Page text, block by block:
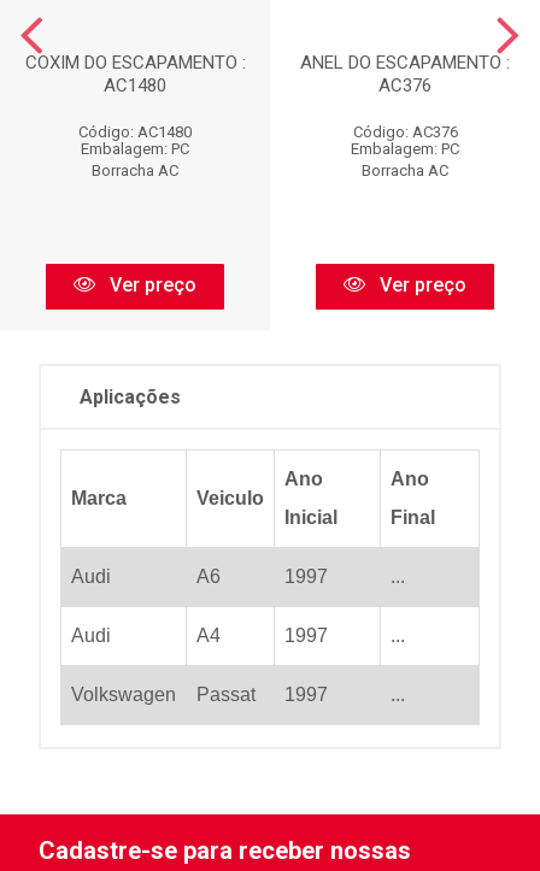
COXIM DO ESCAPAMENTO :
AC1480
Código: AC1480
Embalagem: PC
Borracha AC
Ver preço
ANEL DO ESCAPAMENTO :
AC376
Código: AC376
Embalagem: PC
Borracha AC
Ver preço
Aplicações
Marca Veiculo
Ano
Inicial
Ano
Final
Audi A6 1997 ...
Audi A4 1997 ...
Volkswagen Passat 1997 ...
Cadastre-se para receber nossas